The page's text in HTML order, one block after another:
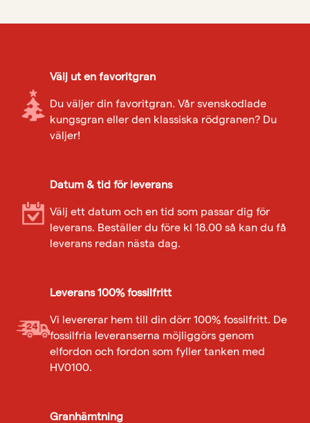
Välj ut en favoritgran
Du väljer din favoritgran. Vår svenskodlade
kungsgran eller den klassiska rödgranen? Du
väljer!
Datum & tid för leverans
Välj ett datum och en tid som passar dig för
leverans. Beställer du före kl 18.00 så kan du få
leverans redan nästa dag.
Leverans 100% fossilfritt
Vi levererar hem till din dörr 100% fossilfritt. De
fossilfria leveranserna möjliggörs genom
elfordon och fordon som fyller tanken med
HV0100.
Granhämtning